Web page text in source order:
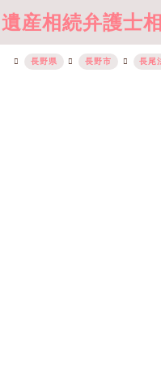
遺産相続弁護士
長野県 長野市 長尾